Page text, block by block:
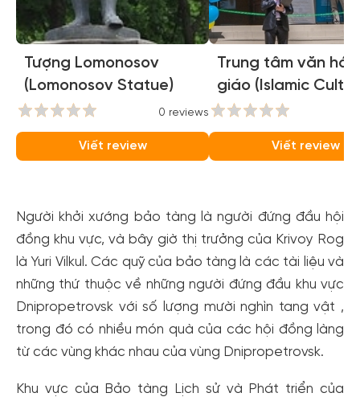
Tượng Lomonosov
(Lomonosov Statue)
0 reviews
Viết review
Trung tâm văn hóa
giáo (Islamic
Center )
Viết review
Người khởi xướng bảo tàng là người đứng đầu hội
đồng khu vực, và bây giờ thị trưởng của Krivoy Rog
là Yuri Vilkul. Các quỹ của bảo tàng là các tài liệu và
những thứ thuộc về những người đứng đầu khu vực
Dnipropetrovsk với số lượng mười nghìn tang vật ,
trong đó có nhiều món quà của các hội đồng làng
từ các vùng khác nhau của vùng Dnipropetrovsk.
Khu vực của Bảo tàng Lịch sử và Phát triển của